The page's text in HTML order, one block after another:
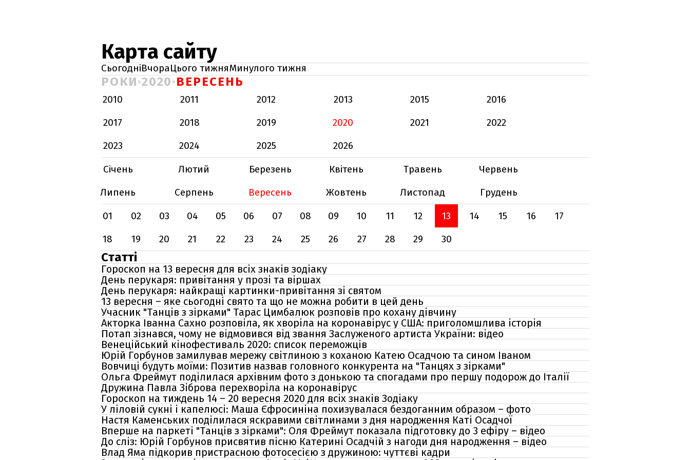
Карта сайту
СьогодніВчораЦього тижняМинулого тижня
РОКИ 2020 ВЕРЕСЕНЬ
2010 2011 2012 2013 2015
2016
2017
2018 2019 2020 2021
2022
2023
2024 2025
2026
Січень
Лютий Березень Квітень Травень
Червень
Липень
Серпень Вересень Жовтень Листопад
Грудень
01
02 03 04 05 06 07 08 09 10 11 12 13 14 15 16
17
18
19 20 21 22 23 24 25 26 27 28 29 30
Статті
Гороскоп на 13 вересня для всіх знаків зодіаку
День перукаря: привітання у прозі та віршах
День перукаря: найкращі картинки-привітання зі святом
13 вересня – яке сьогодні свято та що не можна робити в цей день
Учасник "Танців з зірками" Тарас Цимбалюк розповів про кохану дівчину
Акторка Іванна Сахно розповіла, як хворіла на коронавірус у США: приголомшлива історія
Потап зізнався, чому не відмовився від звання Заслуженого артиста України: відео
Венеційський кінофестиваль 2020: список переможців
Юрій Горбунов замилував мережу світлиною з коханою Катею Осадчою та сином Іваном
Вовчиці будуть моїми: Позитив назвав головного конкурента на "Танцях з зірками"
Ольга Фреймут поділилася архівним фото з донькою та спогадами про першу подорож до Італії
Дружина Павла Зіброва перехворіла на коронавірус
Гороскоп на тиждень 14 – 20 вересня 2020 для всіх знаків Зодіаку
У ліловій сукні і капелюсі: Маша Єфросиніна похизувалася бездоганним образом – фото
Настя Каменських поділилася яскравими світлинами з дня народження Каті Осадчої
Вперше на паркеті "Танців з зірками": Оля Фреймут показала підготовку до 3 ефіру – відео
До сліз: Юрій Горбунов присвятив пісню Катерині Осадчій з нагоди дня народження – відео
Влад Яма підкорив пристрасною фотосесією з дружиною: чуттєві кадри